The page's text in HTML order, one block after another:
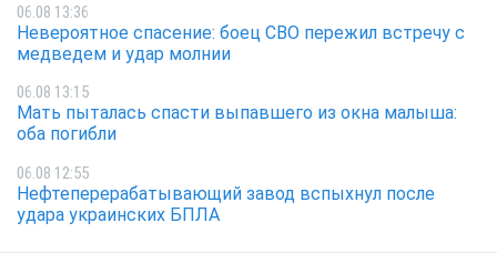
06.08 13:36
Невероятное спасение: боец СВО пережил встречу с
медведем и удар молнии
06.08 13:15
Мать пыталась спасти выпавшего из окна малыша:
оба погибли
06.08 12:55
Нефтеперерабатывающий завод вспыхнул после
удара украинских БПЛА